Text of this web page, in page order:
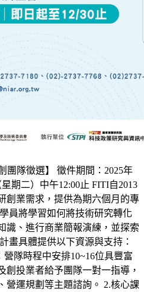
團隊徵選】 徵件期間：2025年
期二）中午12:00止 FITI自2013
創業需求，提供為期六個月的專
員將學習如何將技術研究轉化
識、進行商業簡報演練，並探索
畫具體提供以下資源與支持：
隊時程中安排10~16位具豐富
創投業者給予團隊一對一指導，
營運規劃等主題諮詢。 2.核心課